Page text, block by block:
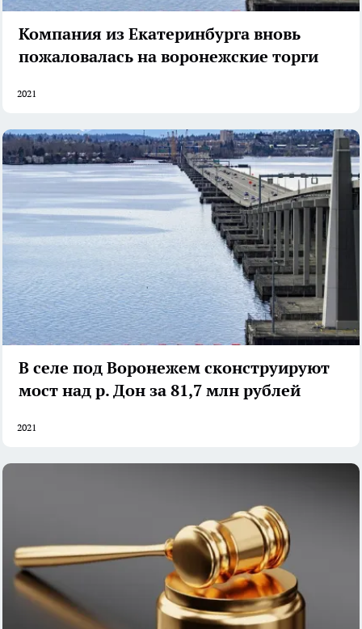
Компания из Екатеринбурга вновь
пожаловалась на воронежские торги
2021
В селе под Воронежем сконструируют
мост над р. Дон за 81,7 млн рублей
2021